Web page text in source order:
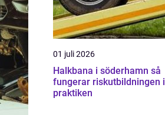
01 juli 2026
Halkbana i söderhamn så
fungerar riskutbildningen i
praktiken